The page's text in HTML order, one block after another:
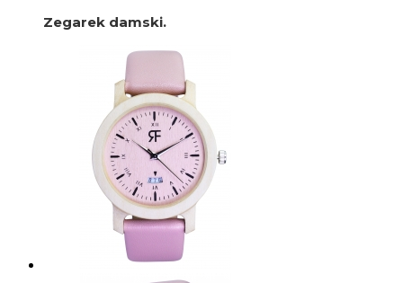
Zegarek damski.